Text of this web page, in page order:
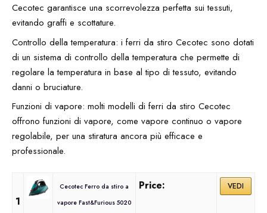
Cecotec garantisce una scorrevolezza perfetta sui tessuti,
evitando graffi e scottature.
Controllo della temperatura: i ferri da stiro Cecotec sono dotati
di un sistema di controllo della temperatura che permette di
regolare la temperatura in base al tipo di tessuto, evitando
danni o bruciature.
Funzioni di vapore: molti modelli di ferri da stiro Cecotec
offrono funzioni di vapore, come vapore continuo o vapore
regolabile, per una stiratura ancora più efficace e
professionale.
1
Cecotec Ferro da stiro a
vapore Fast&Furious 5020
VEDI